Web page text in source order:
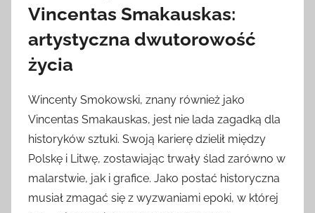
Vincentas Smakauskas:
artystyczna dwutorowość
życia
Wincenty Smokowski, znany również jako
Vincentas Smakauskas, jest nie lada zagadką dla
historyków sztuki. Swoją karierę dzielił między
Polskę i Litwę, zostawiając trwały ślad zarówno w
malarstwie, jak i grafice. Jako postać historyczna
musiał zmagać się z wyzwaniami epoki, w której